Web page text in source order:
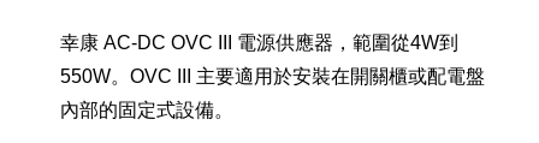
幸康 AC-DC OVC III 電源供應器，範圍從4W到
550W。OVC III 主要適用於安裝在開關櫃或配電盤
內部的固定式設備。